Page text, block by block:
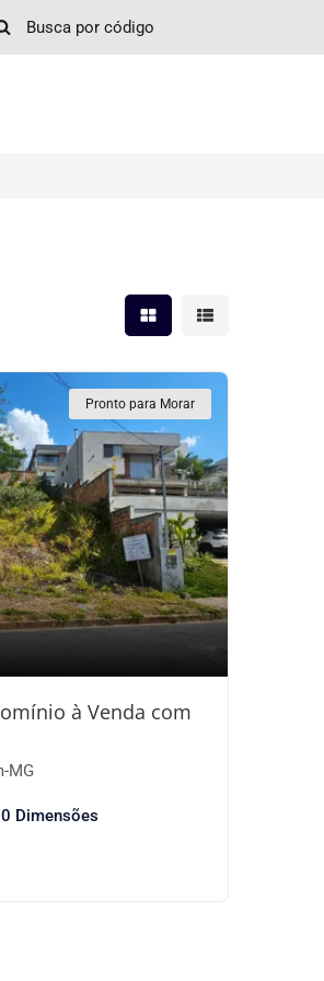
Mostrar resultados em
Mostrar
Pronto para Morar
à Venda com
MG
Dimensões